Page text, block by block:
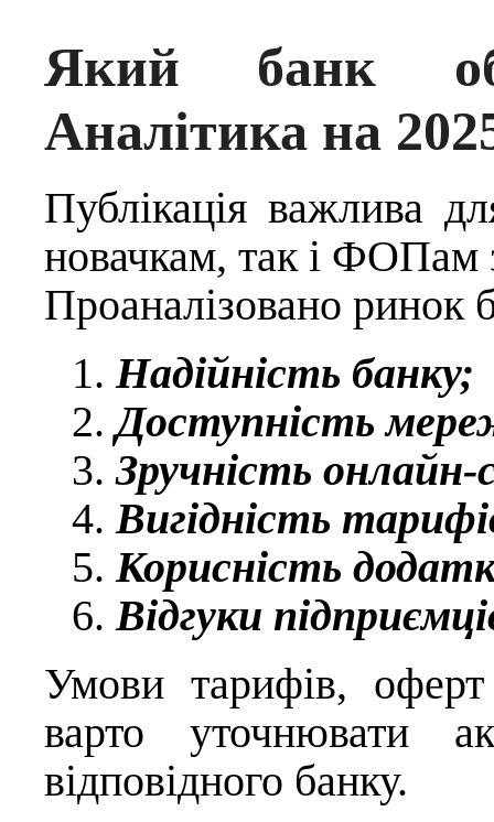
Який банк
Аналітика на
Публікація важлива
новачкам, так і ФОПам
Проаналізовано ринок
Надійність банку;
Доступність
Зручність онлайн-
Вигідність
Корисність
Відгуки
Умови тарифів,
варто уточнювати
відповідного банку.